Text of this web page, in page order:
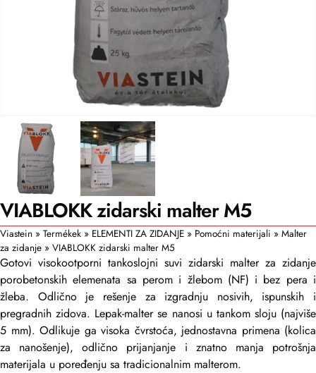
VIABLOKK zidarski malter M5
Viastein » Termékek » ELEMENTI ZA ZIDANJE » Pomoćni materijali » Malter
za zidanje » VIABLOKK zidarski malter M5
Gotovi visokootporni tankoslojni suvi zidarski malter za zidanje
porobetonskih elemenata sa perom i žlebom (NF) i bez pera i
žleba. Odlično je rešenje za izgradnju nosivih, ispunskih i
pregradnih zidova. Lepak-mal­ter se nanosi u tankom sloju (najviše
5 mm). Odlikuje ga visoka čvrstoća, jednostavna primena (kolica
za nanošenje), odlično prijanjanje i znatno manja potrošnja
materijala u poređenju sa tradicionalnim malterom.